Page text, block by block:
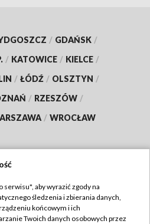
/ GDAŃSK /
/ KATOWICE / KIELCE /
/ ŁÓDŹ / OLSZTYN /
/ RZESZÓW /
/ WROCŁAW
TVP
aby wyrazić zgody na
śledzenia i zbierania danych,
końcowym i ich
Twoich danych osobowych przez